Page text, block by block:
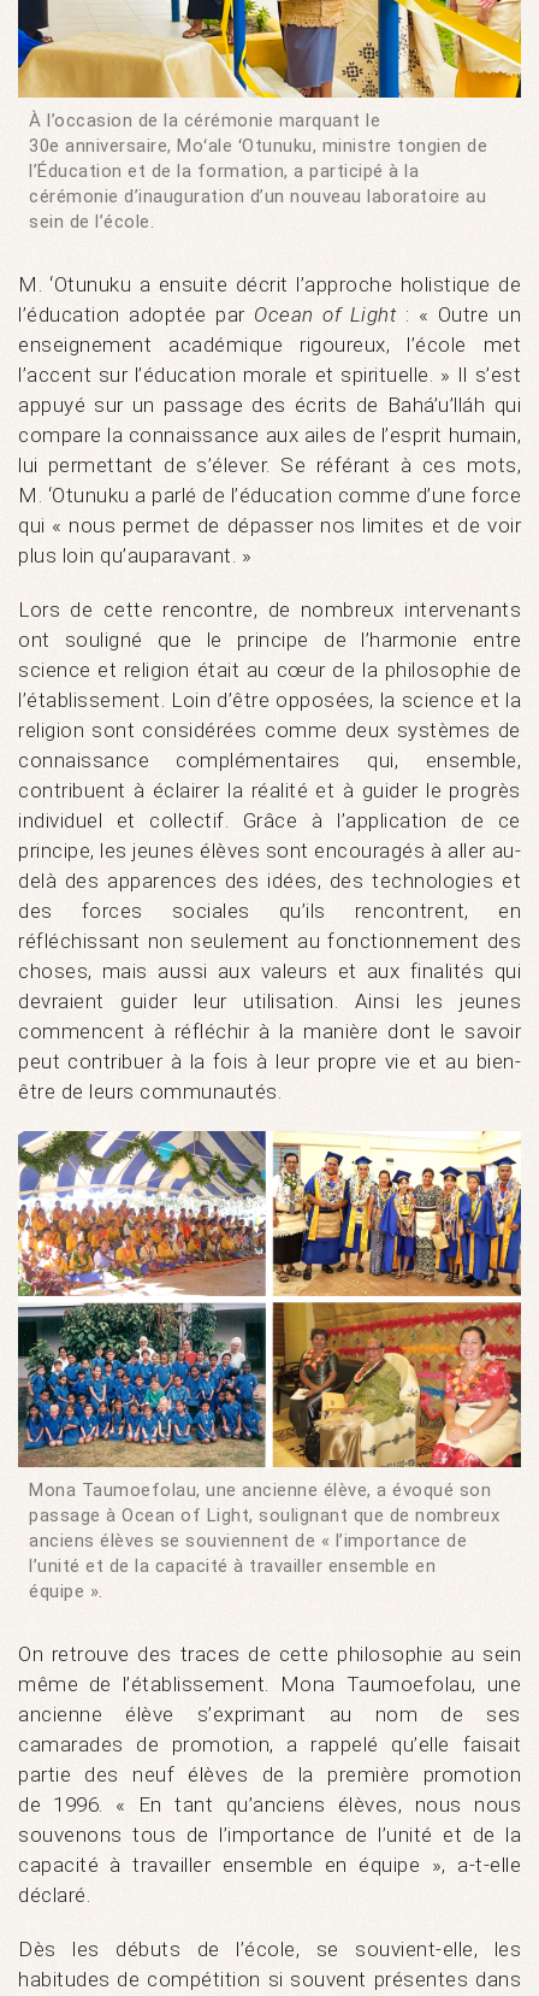
À l’occasion de la cérémonie marquant le
30e anniversaire, Moʻale ʻOtunuku, ministre tongien de
l’Éducation et de la formation, a participé à la
cérémonie d’inauguration d’un nouveau laboratoire au
sein de l’école.
M. ʻOtunuku a ensuite décrit l’approche holistique de
l’éducation adoptée par Ocean of Light: « Outre un
enseignement académique rigoureux, l’école met
l’accent sur l’éducation morale et spirituelle. » Il s’est
appuyé sur un passage des écrits de Bahá’u’lláh qui
compare la connaissance aux ailes de l’esprit humain,
lui permettant de s’élever. Se référant à ces mots,
M. ʻOtunuku a parlé de l’éducation comme d’une force
qui « nous permet de dépasser nos limites et de voir
plus loin qu’auparavant. »
Lors de cette rencontre, de nombreux intervenants
ont souligné que le principe de l’harmonie entre
science et religion était au cœur de la philosophie de
l’établissement. Loin d’être opposées, la science et la
religion sont considérées comme deux systèmes de
connaissance complémentaires qui, ensemble,
contribuent à éclairer la réalité et à guider le progrès
individuel et collectif. Grâce à l’application de ce
principe, les jeunes élèves sont encouragés à aller au-
delà des apparences des idées, des technologies et
des forces sociales qu’ils rencontrent, en
réfléchissant non seulement au fonctionnement des
choses, mais aussi aux valeurs et aux finalités qui
devraient guider leur utilisation. Ainsi les jeunes
commencent à réfléchir à la manière dont le savoir
peut contribuer à la fois à leur propre vie et au bien-
être de leurs communautés.
Mona Taumoefolau, une ancienne élève, a évoqué son
passage à Ocean of Light, soulignant que de nombreux
anciens élèves se souviennent de « l’importance de
l’unité et de la capacité à travailler ensemble en
équipe ».
On retrouve des traces de cette philosophie au sein
même de l’établissement. Mona Taumoefolau, une
ancienne élève s’exprimant au nom de ses
camarades de promotion, a rappelé qu’elle faisait
partie des neuf élèves de la première promotion
de 1996. « En tant qu’anciens élèves, nous nous
souvenons tous de l’importance de l’unité et de la
capacité à travailler ensemble en équipe », a-t-elle
déclaré.
Dès les débuts de l’école, se souvient-elle, les
habitudes de compétition si souvent présentes dans